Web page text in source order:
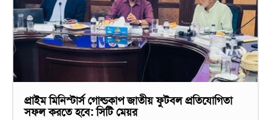
প্রাইম মিনিস্টার্স গোল্ডকাপ জাতীয় ফুটবল প্রতিযোগিতা
সফল করতে হবে: সিটি মেয়র